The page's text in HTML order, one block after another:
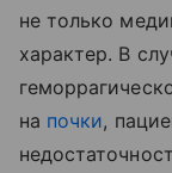
не только
характер. В
на почки,